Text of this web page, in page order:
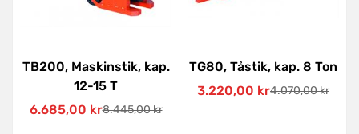
TB200, Maskinstik, kap.
12-15 T
Udsalgspris
6.685,00 krNormal
8.445,00 kr
TG80, Tåstik, kap. 8 Ton
Udsalgspris
3.220,00 krNormal
4.070,00 kr